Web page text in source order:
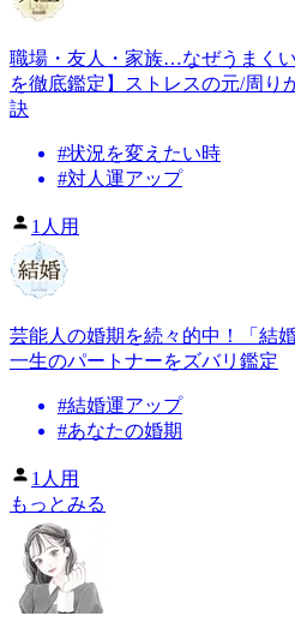
職場・友人・家族…なぜうまく
を徹底鑑定】ストレスの元/周り
訣
#状況を変えたい時
#対人運アップ
1人用
芸能人の婚期を続々的中！「結
一生のパートナーをズバリ鑑定
#結婚運アップ
#あなたの婚期
1人用
もっとみる